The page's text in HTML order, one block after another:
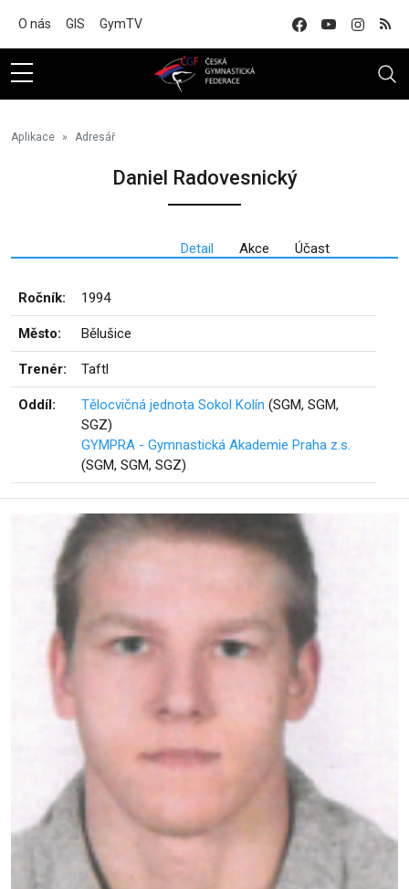
O nás GIS GymTV
Aplikace Adresář
Daniel Radovesnický
Detail Akce Účast
Ročník: 1994
Město: Bělušice
Trenér: Taftl
Oddíl: Tělocvičná jednota Sokol Kolín (SGM, SGM,
SGZ)
GYMPRA - Gymnastická Akademie Praha z.s.
(SGM, SGM, SGZ)